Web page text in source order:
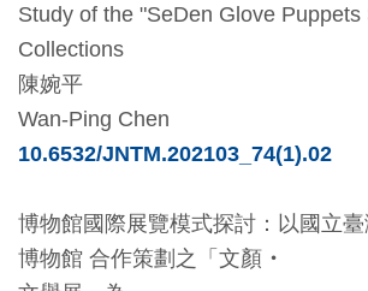
公
開
資
訊
私
權
Study of the "SeDen Glove Puppets
Collections
陳婉平
Wan-Ping Chen
10.6532/JNTM.202103_74(1).02
博物館國際展覽模式探討 ： 以國立
博物館 合作策劃之 「 文顏 ・